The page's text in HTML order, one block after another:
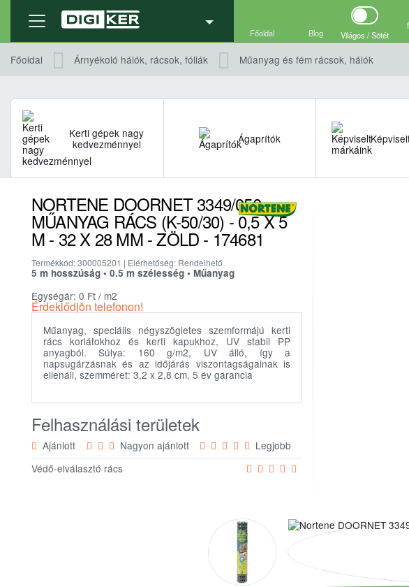
Főoldal Blog Világos / Sötét
Főoldal Árnyékoló hálók, rácsok, fóliák Műanyag és fém rácsok, hálók
Kerti gépek nagy
kedvezménnyel
Ágaprítók
NORTENE DOORNET 3349/050
MŰANYAG RÁCS (K-50/30) - 0,5 X 5
M - 32 X 28 MM - ZÖLD - 174681
Termékkód: 300005201 | Elérhetőség: Rendelhető
5 m hosszúság • 0.5 m szélesség • Műanyag
Egységár: 0 Ft / m2
Érdeklődjön telefonon!
Műanyag, speciális négyszögletes szemformájú kerti
rács korlátokhoz és kerti kapukhoz, UV stabil PP
anyagból. Súlya: 160 g/m2, UV álló, így a
napsugárzásnak és az időjárás viszontagságainak is
ellenáll, szemméret: 3,2 x 2,8 cm, 5 év garancia
Felhasználási területek
Ajánlott Nagyon ajánlott
Legjobb
Védő-elválasztó rács
Termék adatlap